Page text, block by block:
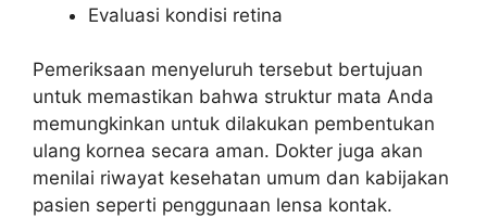
Evaluasi kondisi retina
Pemeriksaan menyeluruh tersebut bertujuan
untuk memastikan bahwa struktur mata Anda
memungkinkan untuk dilakukan pembentukan
ulang kornea secara aman. Dokter juga akan
menilai riwayat kesehatan umum dan kabijakan
pasien seperti penggunaan lensa kontak.